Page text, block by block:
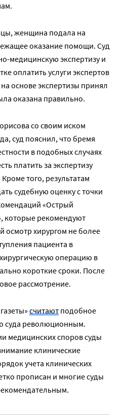
женщина подала на
оказание помощи. Суд
медицинскую экспертизу и
оплатить услуги экспертов
основе экспертизы принял
оказана правильно.
со своим иском
суд пояснил, что бремя
в подобных случаях
платить за экспертизу
того, результатам
судебную оценку с точки
«Острый
которые рекомендуют
осмотр хирургом не более
пациента в
операцию в
короткие сроки. После
рассмотрение.
считают подобное
суда революционным.
медицинских споров суды
клинические
учета клинических
прописан и многие суды